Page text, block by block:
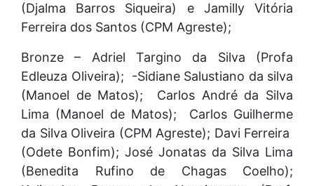
(Djalma Barros Siqueira) e Jamilly Vitória
Ferreira dos Santos (CPM Agreste);
Bronze – Adriel Targino da Silva (Profa
Edleuza Oliveira); -Sidiane Salustiano da silva
(Manoel de Matos); Carlos André da Silva
Lima (Manoel de Matos); Carlos Guilherme
da Silva Oliveira (CPM Agreste); Davi Ferreira
(Odete Bonfim); José Jonatas da Silva Lima
(Benedita Rufino de Chagas Coelho);